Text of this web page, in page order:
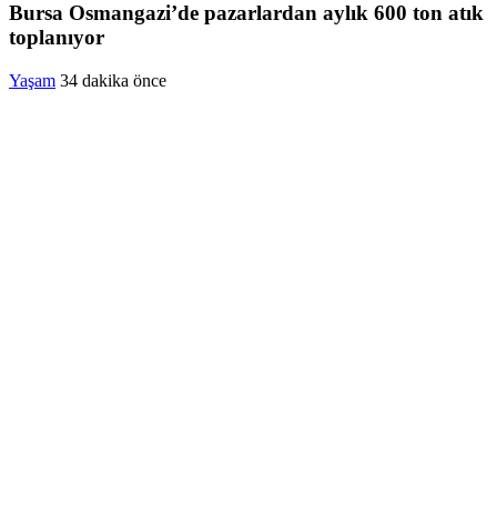
Bursa Osmangazi’de pazarlardan aylık 600 ton atık
toplanıyor
Yaşam 34 dakika önce